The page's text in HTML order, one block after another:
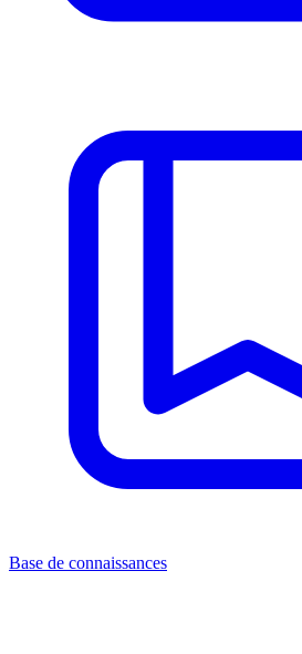
Base de connaissances